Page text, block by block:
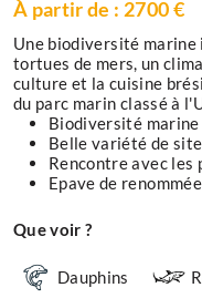
À partir de : 2700 €
Une biodiversité marine
tortues de mers, un
culture et la cuisine
du parc marin classé à
Biodiversité
Belle variété de
Rencontre avec les
Epave de
Que voir ?
Dauphins